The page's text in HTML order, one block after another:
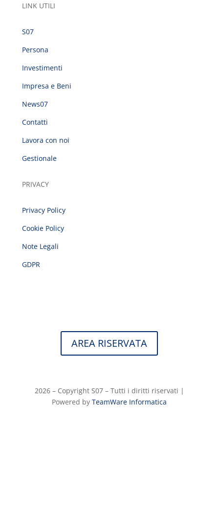
LINK UTILI
S07
Persona
Investimenti
Impresa e Beni
News07
Contatti
Lavora con noi
Gestionale
PRIVACY
Privacy Policy
Cookie Policy
Note Legali
GDPR
AREA RISERVATA
2026 – Copyright S07 – Tutti i diritti riservati |
Powered byTeamWare Informatica